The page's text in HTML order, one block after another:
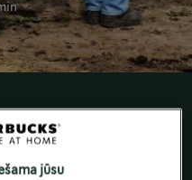
LAUKĀ
jūsu